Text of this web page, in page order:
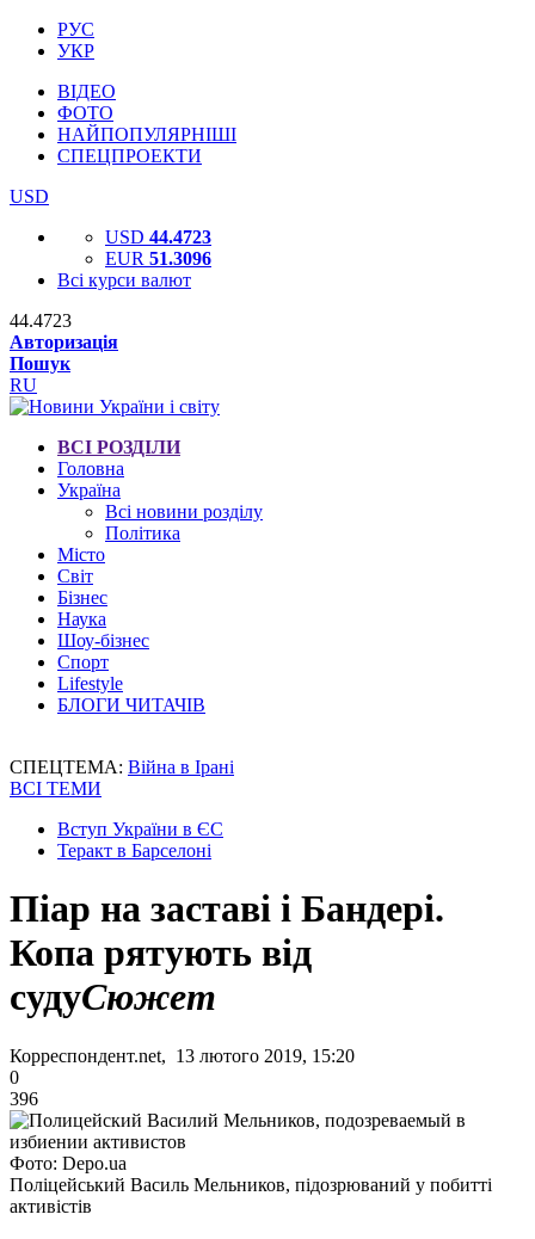
РУС
УКР
ВІДЕО
ФОТО
НАЙПОПУЛЯРНІШІ
СПЕЦПРОЕКТИ
USD
USD 44.4723
EUR 51.3096
Всі курси валют
44.4723
Авторизація
Пошук
RU
ВСІ РОЗДІЛИ
Головна
Україна
Всі новини розділу
Політика
Місто
Світ
Бізнес
Наука
Шоу-бізнес
Спорт
Lifestyle
БЛОГИ ЧИТАЧІВ
СПЕЦТЕМА: Війна в Ірані
ВСІ ТЕМИ
Вступ України в ЄС
Теракт в Барселоні
Піар на заставі і Бандері.
Копа рятують від
судуСюжет
Корреспондент.net, 13 лютого 2019, 15:20
0
396
Фото: Depo.ua
Поліцейський Василь Мельников, підозрюваний у побитті
активістів